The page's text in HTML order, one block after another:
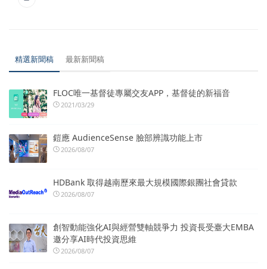
精選新聞稿 最新新聞稿
FLOC唯一基督徒專屬交友APP，基督徒的新福音
2021/03/29
鎧應 AudienceSense 臉部辨識功能上市
2026/08/07
HDBank 取得越南歷來最大規模國際銀團社會貸款
2026/08/07
創智動能強化AI與經營雙軸競爭力 投資長受臺大EMBA
邀分享AI時代投資思維
2026/08/07